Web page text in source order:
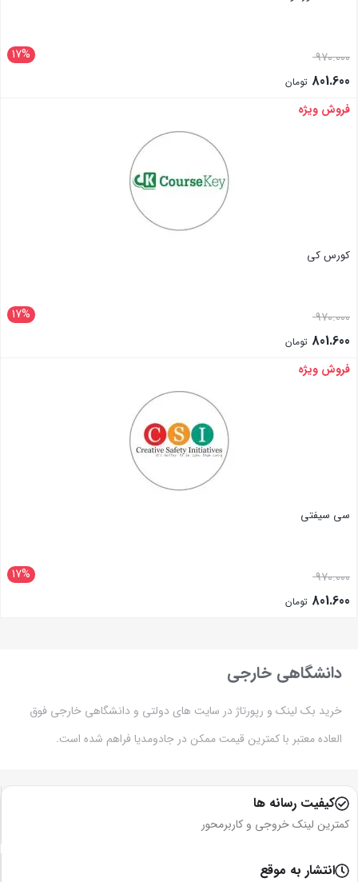
17% 970.000
801.600 تومان
بستن
فروش ویژه
کورس کی
17% 970.000
801.600 تومان
بستن
فروش ویژه
سی سیفتی
17% 970.000
801.600 تومان
دانشگاهی خارجی
خرید بک لینک و رپورتاژ در سایت های دولتی و دانشگاهی خارجی فوق
العاده معتبر با کمترین قیمت ممکن در جادومدیا فراهم شده است.
کیفیت رسانه ها
کمترین لینک خروجی و کاربرمحور
انتشار به موقع